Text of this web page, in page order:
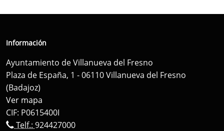
Información
Ayuntamiento de Villanueva del Fresno
Plaza de España, 1 - 06110 Villanueva del Fresno
(Badajoz)
Ver mapa
CIF: P0615400I
Telf.: 924427000